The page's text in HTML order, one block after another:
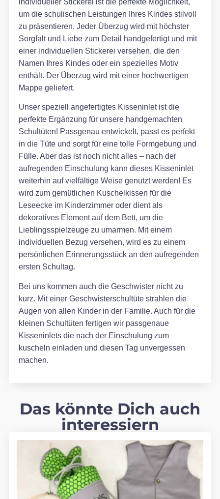
individueller Stickerei ist die perfekte Möglichkeit,
um die schulischen Leistungen Ihres Kindes stilvoll
zu präsentieren. Jeder Überzug wird mit höchster
Sorgfalt und Liebe zum Detail handgefertigt und mit
einer individuellen Stickerei versehen, die den
Namen Ihres Kindes oder ein spezielles Motiv
enthält. Der Überzug wird mit einer hochwertigen
Mappe geliefert.
Unser speziell angefertigtes Kisseninlet ist die
perfekte Ergänzung für unsere handgemachten
Schultüten! Passgenau entwickelt, passt es perfekt
in die Tüte und sorgt für eine tolle Formgebung und
Fülle. Aber das ist noch nicht alles – nach der
aufregenden Einschulung kann dieses Kisseninlet
weiterhin auf vielfältige Weise genutzt werden! Es
wird zum gemütlichen Kuschelkissen für die
Leseecke im Kinderzimmer oder dient als
dekoratives Element auf dem Bett, um die
Lieblingsspielzeuge zu umarmen. Mit einem
individuellen Bezug versehen, wird es zu einem
persönlichen Erinnerungsstück an den aufregenden
ersten Schultag.
Bei uns kommen auch die Geschwister nicht zu
kurz. Mit einer Geschwisterschultüte strahlen die
Augen von allen Kinder in der Familie. Auch für die
kleinen Schultüten fertigen wir passgenaue
Kisseninlets die nach der Einschulung zum
kuscheln einladen und diesen Tag unvergessen
machen.
Das könnte Dich auch
interessiern